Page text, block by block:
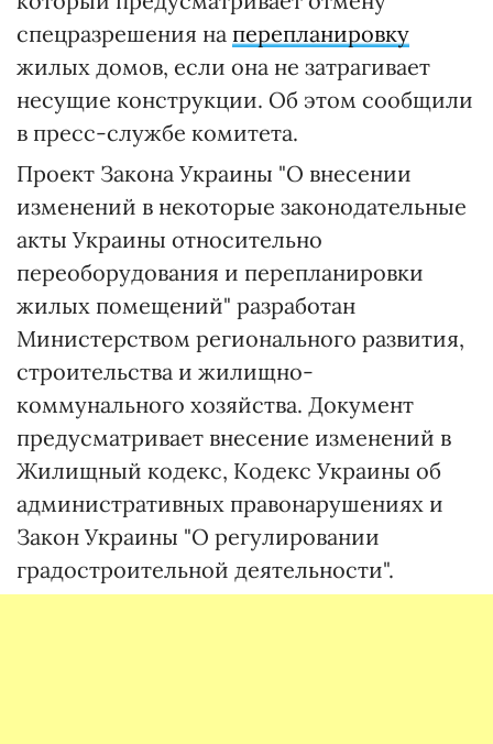
спецразрешения на перепланировку
жилых домов, если она не затрагивает
несущие конструкции. Об этом сообщили
в пресс-службе комитета.
Проект Закона Украины "О внесении
изменений в некоторые законодательные
акты Украины относительно
переоборудования и перепланировки
жилых помещений" разработан
Министерством регионального развития,
строительства и жилищно-
коммунального хозяйства. Документ
предусматривает внесение изменений в
Жилищный кодекс, Кодекс Украины об
административных правонарушениях и
Закон Украины "О регулировании
градостроительной деятельности".